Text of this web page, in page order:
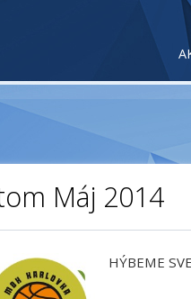
Máj 2014
HÝBEME